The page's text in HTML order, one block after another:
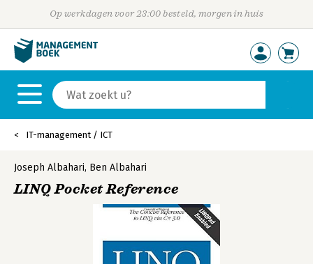
Op werkdagen voor 23:00 besteld, morgen in huis
IT-management / ICT
Joseph Albahari, Ben Albahari
LINQ Pocket Reference